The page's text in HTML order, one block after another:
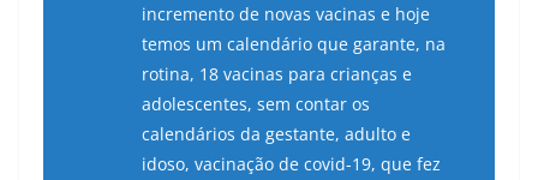
incremento de novas vacinas e hoje
temos um calendário que garante, na
rotina, 18 vacinas para crianças e
adolescentes, sem contar os
calendários da gestante, adulto e
idoso, vacinação de covid-19, que fez